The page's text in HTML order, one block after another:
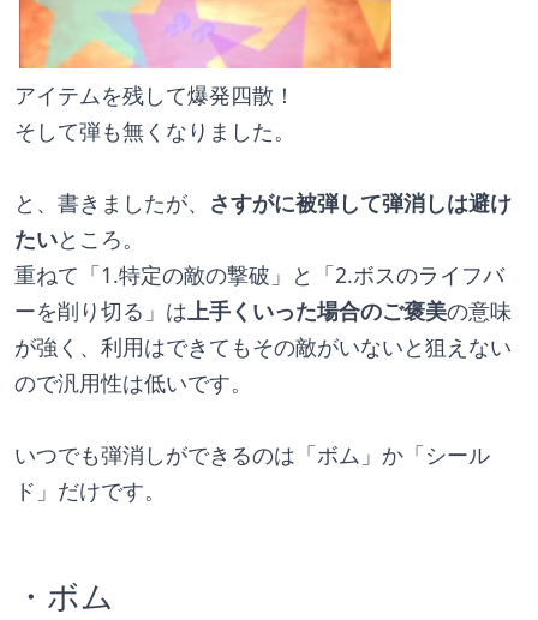
アイテムを残して爆発四散！
そして弾も無くなりました。
と、書きましたが、 さすがに被弾して弾消しは避け
たいところ。
重ねて「1.特定の敵の撃破」と「2.ボスのライフバ
ーを削り切る」は上手くいった場合のご褒美の意味
が強く、利用はできてもその敵がいないと狙えない
ので汎用性は低いです。
いつでも弾消しができるのは「ボム」か「シール
ド」だけです。
・ボム